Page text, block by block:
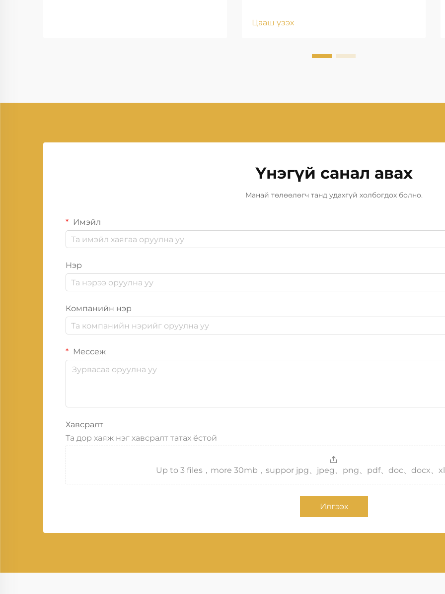
Цааш үзэх
Үнэгүй санал авах
Манай төлөөлөгч танд удахгүй холбогдох болно.
Имэйл
Нэр
Компанийн нэр
Мессеж
Хавсралт
Та дор хаяж нэг хавсралт татах ёстой
Up to 3 files，more 30mb，suppor jpg、jpeg、png、pdf、doc、docx、
Илгээх